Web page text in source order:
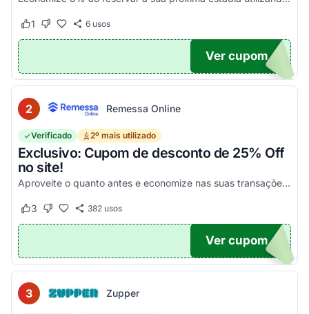
Este cupom funcionou
1 Este cupom não funcionou
6usos
POM6
Ver cupom
2 Remessa Online
Verificado 2º mais utilizado
Exclusivo: Cupom de desconto de 25% Off
no site!
Aproveite o quanto antes e economize nas suas transações, tanto PF quanto PJ!
Este cupom funcionou
3 Este cupom não funcionou
382usos
OM25
Ver cupom
3 Zupper